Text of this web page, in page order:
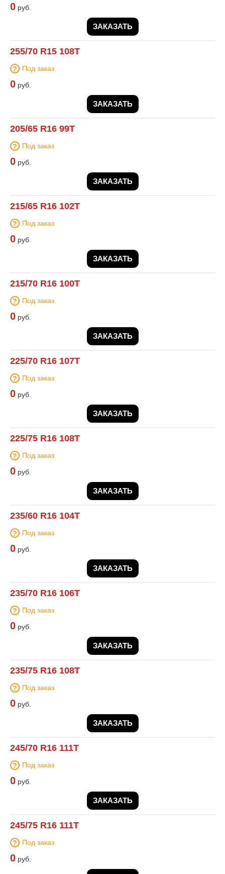
0 руб.
ЗАКАЗАТЬ
255/70 R15 108T
Под заказ
0 руб.
ЗАКАЗАТЬ
205/65 R16 99T
Под заказ
0 руб.
ЗАКАЗАТЬ
215/65 R16 102T
Под заказ
0 руб.
ЗАКАЗАТЬ
215/70 R16 100T
Под заказ
0 руб.
ЗАКАЗАТЬ
225/70 R16 107T
Под заказ
0 руб.
ЗАКАЗАТЬ
225/75 R16 108T
Под заказ
0 руб.
ЗАКАЗАТЬ
235/60 R16 104T
Под заказ
0 руб.
ЗАКАЗАТЬ
235/70 R16 106T
Под заказ
0 руб.
ЗАКАЗАТЬ
235/75 R16 108T
Под заказ
0 руб.
ЗАКАЗАТЬ
245/70 R16 111T
Под заказ
0 руб.
ЗАКАЗАТЬ
245/75 R16 111T
Под заказ
0 руб.